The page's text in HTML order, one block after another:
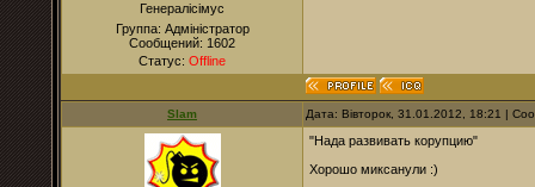
Генералісімус
Группа: Адміністратор
Сообщений: 1602
Статус: Offline
Slam Дата: Вівторок, 31.01.2012, 18:21 |
"Нада развивать корупцию"
Хорошо миксанули :)